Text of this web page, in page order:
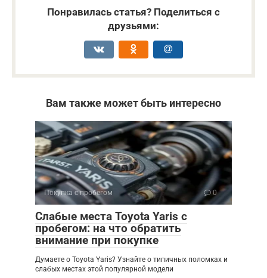
Понравилась статья? Поделиться с
друзьями:
Вам также может быть интересно
Покупка с пробегом 0
Слабые места Toyota Yaris с
пробегом: на что обратить
внимание при покупке
Думаете о Toyota Yaris? Узнайте о типичных поломках и
слабых местах этой популярной модели